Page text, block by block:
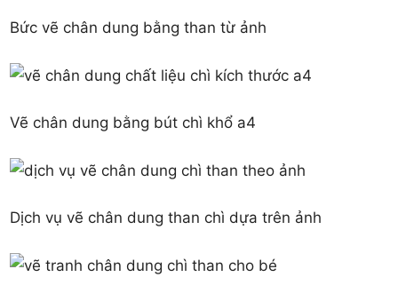
Bức vẽ chân dung bằng than từ ảnh
Vẽ chân dung bằng bút chì khổ a4
Dịch vụ vẽ chân dung than chì dựa trên ảnh